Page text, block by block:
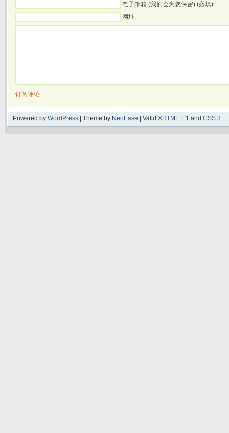
电子邮箱 (我们会为您保密) (必填)
网址
订阅评论
Powered by WordPress | Theme by NeoEase | Valid XHTML 1.1 and CSS 3